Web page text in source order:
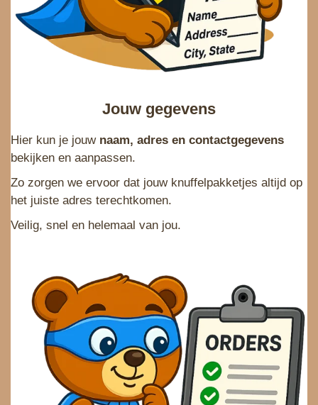
Jouw gegevens
Hier kun je jouw naam, adres en contactgegevens
bekijken en aanpassen.
Zo zorgen we ervoor dat jouw knuffelpakketjes altijd op
het juiste adres terechtkomen.
Veilig, snel en helemaal van jou.